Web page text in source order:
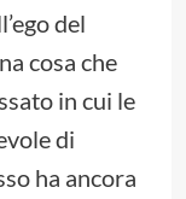
del
cosa che
in cui le
di
ha ancora